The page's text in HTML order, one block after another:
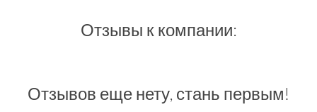
Отзывы к компании:
Отзывов еще нету, стань первым!